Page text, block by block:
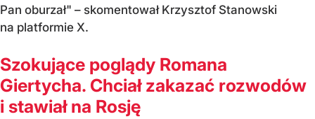
Pan oburzał" – skomentował Krzysztof Stanowski
na platformie X.
Szokujące poglądy Romana
Giertycha. Chciał zakazać rozwodów
i stawiał na Rosję